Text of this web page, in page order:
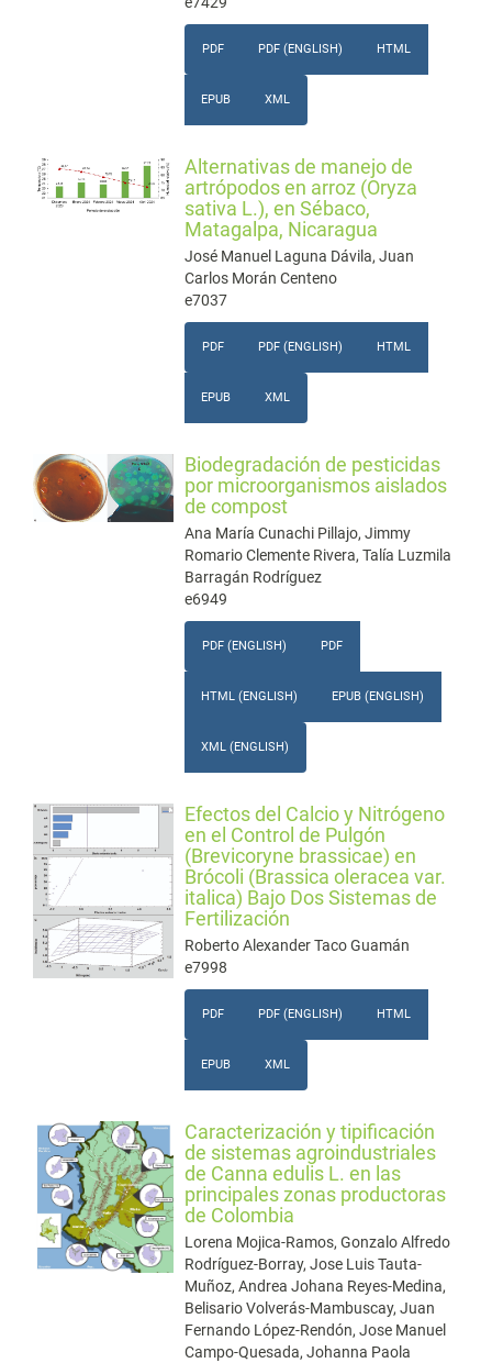
PDF PDF (ENGLISH) HTML
EPUB XML
Alternativas de manejo de
artrópodos en arroz (Oryza
sativa L.), en Sébaco,
Matagalpa, Nicaragua
José Manuel Laguna Dávila, Juan
Carlos Morán Centeno
e7037
PDF PDF (ENGLISH) HTML
EPUB XML
Biodegradación de pesticidas
por microorganismos aislados
de compost
Ana María Cunachi Pillajo, Jimmy
Romario Clemente Rivera, Talía Luzmila
Barragán Rodríguez
e6949
PDF (ENGLISH) PDF
HTML (ENGLISH) EPUB (ENGLISH)
XML (ENGLISH)
Efectos del Calcio y Nitrógeno
en el Control de Pulgón
(Brevicoryne brassicae) en
Brócoli (Brassica oleracea var.
italica) Bajo Dos Sistemas de
Fertilización
Roberto Alexander Taco Guamán
e7998
PDF PDF (ENGLISH) HTML
EPUB XML
Caracterización y tipificación
de sistemas agroindustriales
de Canna edulis L. en las
principales zonas productoras
de Colombia
Lorena Mojica-Ramos, Gonzalo Alfredo
Rodríguez-Borray, Jose Luis Tauta-
Muñoz, Andrea Johana Reyes-Medina,
Belisario Volverás-Mambuscay, Juan
Fernando López-Rendón, Jose Manuel
Campo-Quesada, Johanna Paola